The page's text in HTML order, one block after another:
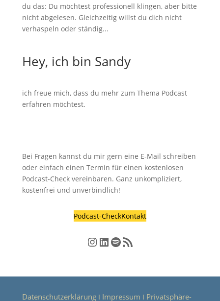
du das: Du möchtest professionell klingen, aber bitte
nicht abgelesen. Gleichzeitig willst du dich nicht
verhaspeln oder ständig...
Hey, ich bin Sandy
ich freue mich, dass du mehr zum Thema Podcast
erfahren möchtest.
Bei Fragen kannst du mir gern eine E-Mail schreiben
oder einfach einen Termin für einen kostenlosen
Podcast-Check vereinbaren. Ganz unkompliziert,
kostenfrei und unverbindlich!
Podcast-CheckKontakt
Instagram
LinkedIn
Spotify
RSS-Feed
DatenschutzerklärungΙ Impressum Ι Privatsphäre-